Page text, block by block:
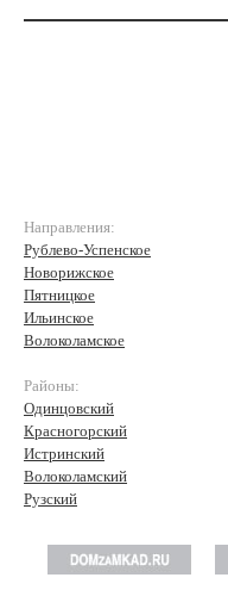
Направления:
Рублево-Успенское
Новорижское
Пятницкое
Ильинское
Волоколамское
Районы:
Одинцовский
Красногорский
Истринский
Волоколамский
Рузский